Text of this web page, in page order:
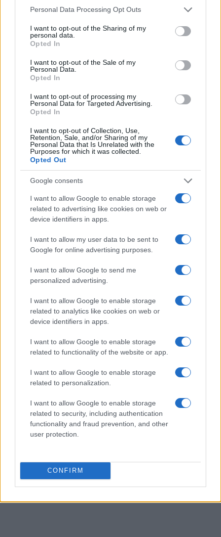
Please note that this website/app uses one or more Google
not limited to your visit or usage behaviour. You may click to
grant or deny consent to Google and its third-party tags to
use your data for below specified purposes in below Google
consent section.
Personal Data Processing Opt Outs
I want to opt-out of the Sharing of my
personal data.
Opted In
I want to opt-out of the Sale of my
Personal Data.
Opted In
I want to opt-out of processing my
Personal Data for Targeted Advertising.
Opted In
I want to opt-out of Collection, Use,
Retention, Sale, and/or Sharing of my
Personal Data that Is Unrelated with the
Purposes for which it was collected.
Opted Out
Google consents
I want to allow Google to enable storage
related to advertising like cookies on web or
device identifiers in apps.
I want to allow my user data to be sent to
Google for online advertising purposes.
I want to allow Google to send me
personalized advertising.
I want to allow Google to enable storage
related to analytics like cookies on web or
device identifiers in apps.
I want to allow Google to enable storage
related to functionality of the website or app.
I want to allow Google to enable storage
related to personalization.
I want to allow Google to enable storage
related to security, including authentication
functionality and fraud prevention, and other
user protection.
CONFIRM
Suite à cet incident, le Premier ministre israélien, M.
Netanyahou, a déclaré dimanche qu’Israël mène « une
cherche à nous anéantir ». « Le statu quo ne peut pas
persister. Il faut modifier l’équilibre des forces à notre
frontière nord », a-t-il ajouté.
En outre, l’offensive de l’armée israélienne continue dans
la bande de Gaza, où de multiples attaques aériennes
nocturnes et des bombardements d’artillerie ont été
rapportés, comme l’indiquent les journalistes de l’AFP et
la défense civile de Gaza. Selon le ministère de la santé du
gouvernement du Hamas, au moins vingt-quatre personnes
ont perdu la vie au cours des dernières vingt-quatre
heures.
Réutiliser ce contenu
Infos Rédaction